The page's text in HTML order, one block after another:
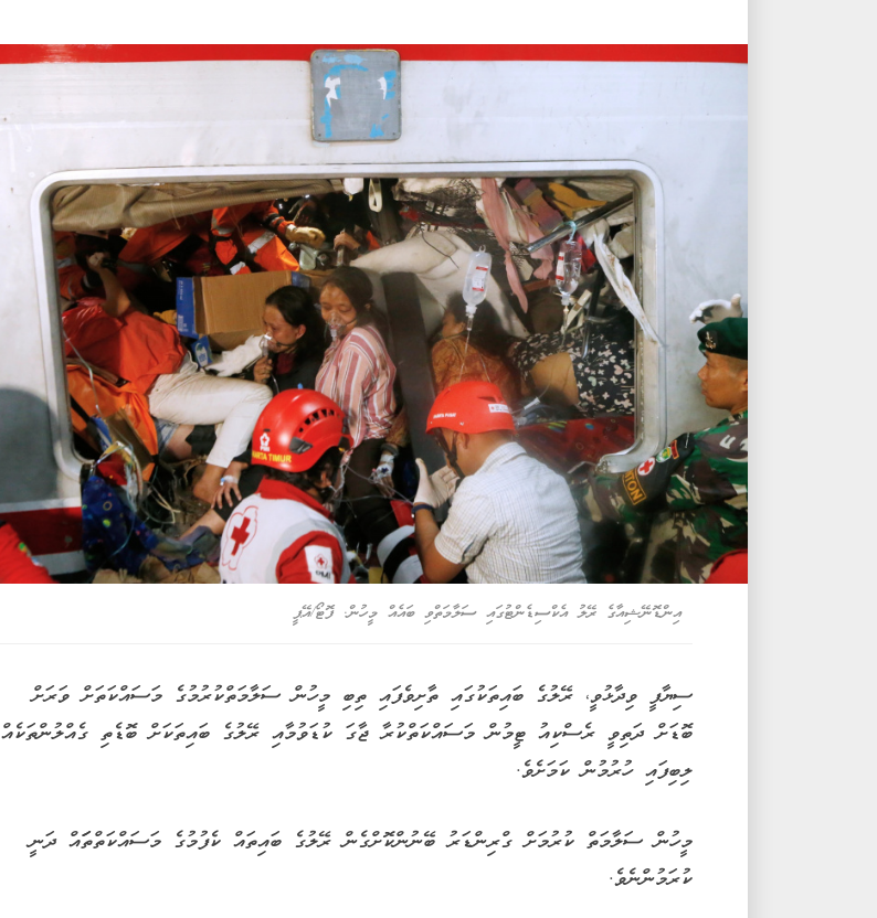
އިންޑޮނޭޝިއާގެ ރޭލު އެކްސިޑެންޓުގައި ސަލާމަތްވި ބައެއް މީހުން. ފޮޓޯ/އޭޕީ
ސިޔާފީ ވިދާޅުވީ، ރޭލުގެ ބައިތަކުގައި ތާށިވެފައި ތިބި މީހުން ސަލާމަތްކުރުމުގެ މަސައްކަތަށް ވަރަށް
ބޮޑަށް ދަތިވީ ރެސްކިއު ޓީމުން މަސައްކަތްކުރާ ޖާގަ ކުޑަވުމާއި ރޭލުގެ ބައިތަކަށް ބޮޑެތި ގެއްލުންތަކެއް
ލިބިފައި ހުރުމުން ކަމަށެވެ.
މީހުން ސަލާމަތް ކުރުމަށް ގްރިންޑަރު ބޭނުންކޮށްގެން ރޭލުގެ ބައިތައް ކެފުމުގެ މަސައްކަތްތަައް ދަނީ
ކުރަމުންނެވެ.